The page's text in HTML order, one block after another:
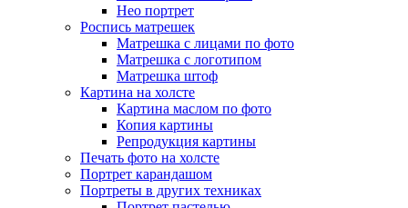
Нео портрет
Роспись матрешек
Матрешка с лицами по фото
Матрешка с логотипом
Матрешка штоф
Картина на холсте
Картина маслом по фото
Копия картины
Репродукция картины
Печать фото на холсте
Портрет карандашом
Портреты в других техниках